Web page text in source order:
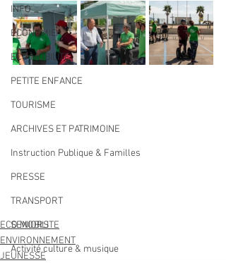
INFO
ECONOMIE
ECO MOBILITE
PETITE ENFANCE
TOURISME
ARCHIVES ET PATRIMOINE
Instruction Publique & Familles
PRESSE
TRANSPORT
SENIORS
Activité culture & musique
ECO MOBILITE
ENVIRONNEMENT
JEUNESSE